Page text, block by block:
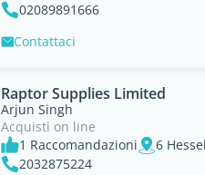
02089891666
Contattaci
Raptor Supplies Limited
Arjun Singh
Acquisti on line
1 Raccomandazioni
6
2032875224